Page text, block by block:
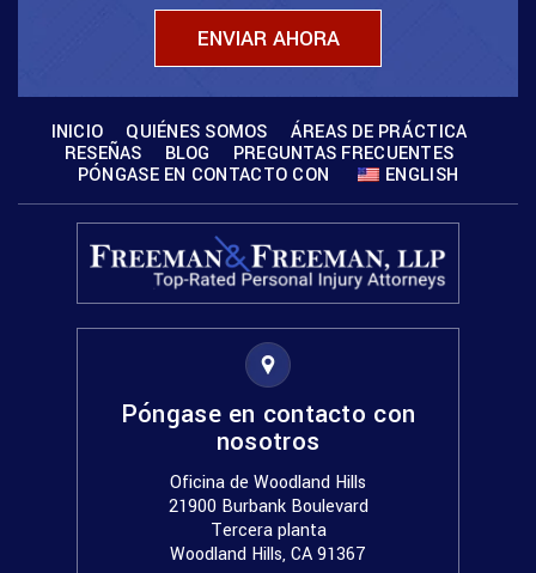
INICIO QUIÉNES SOMOS
ÁREAS DE PRÁCTICA
RESEÑAS
BLOG
PREGUNTAS FRECUENTES
PÓNGASE EN CONTACTO CON
ENGLISH
Póngase en contacto con
nosotros
Oficina de Woodland Hills
21900 Burbank Boulevard
Tercera planta
Woodland Hills, CA 91367